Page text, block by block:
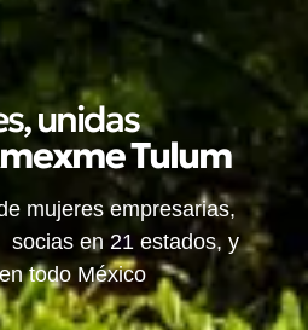
unidas
mexmeTulum
mujeres empresarias,
en 21 estados, y
todo México